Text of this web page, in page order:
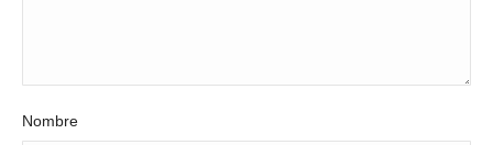
Nombre